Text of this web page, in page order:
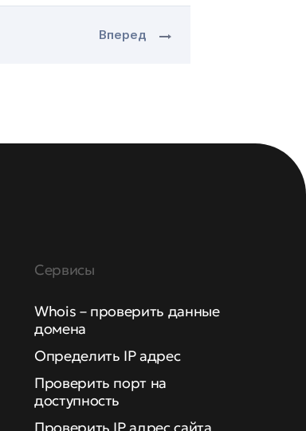
Вперед
Сервисы
Whois – проверить данные
домена
Определить IP адрес
Проверить порт на
доступность
Проверить IP адрес сайта